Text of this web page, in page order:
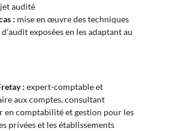
audité
: mise en œuvre des techniques
exposées en les adaptant au
: expert-comptable et
aux comptes, consultant
en comptabilité et gestion pour les
privées et les établissements